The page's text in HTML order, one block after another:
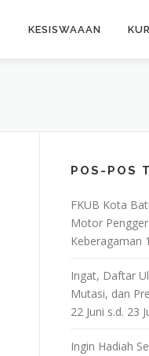
KESISWAAAN
POS-POS
FKUB Kota
Motor
Keberagaman
Ingat, Daftar
Mutasi, dan
22 Juni s.d. 23
Ingin Hadiah